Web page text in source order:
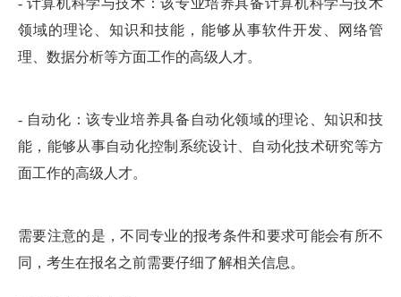
领域的理论、知识和技能，能够从事软件开发、网络管
理、数据分析等方面工作的高级人才。
- 自动化：该专业培养具备自动化领域的理论、知识和技
能，能够从事自动化控制系统设计、自动化技术研究等方
面工作的高级人才。
需要注意的是，不同专业的报考条件和要求可能会有所不
同，考生在报名之前需要仔细了解相关信息。